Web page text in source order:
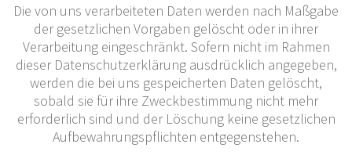
Die von uns verarbeiteten Daten werden nach Maßgabe
der gesetzlichen Vorgaben gelöscht oder in ihrer
Verarbeitung eingeschränkt. Sofern nicht im Rahmen
dieser Datenschutzerklärung ausdrücklich angegeben,
werden die bei uns gespeicherten Daten gelöscht,
sobald sie für ihre Zweckbestimmung nicht mehr
erforderlich sind und der Löschung keine gesetzlichen
Aufbewahrungspflichten entgegenstehen.